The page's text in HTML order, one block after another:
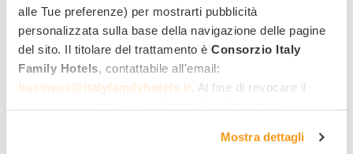
alle Tue preferenze) per mostrarti pubblicità
personalizzata sulla base della navigazione delle pagine
del sito. Il titolare del trattamento è Consorzio Italy
Family Hotels, contattabile all'email:
business@italyfamilyhotels.it . Al fine di revocare il
. Allo stesso link trovi la nostra informativa
Mostra dettagli
Info: 0541 372064
fiabilandia.it
Fico Bologna